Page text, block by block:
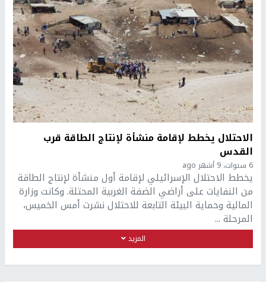
الاحتلال يخطط لإقامة منشأة لإنتاج الطاقة قرب
القدس
6 سنوات، 9 أشهر ago
يخطط الاحتلال الإسرائيلي لإقامة أول منشأة لإنتاج الطاقة
من النفايات على أراضي الضفة الغربية المحتلة. وكانت وزارة
المالية وحماية البيئة التابعة للاحتلال نشرت أمس الخميس،
المرحلة ...
المزيد